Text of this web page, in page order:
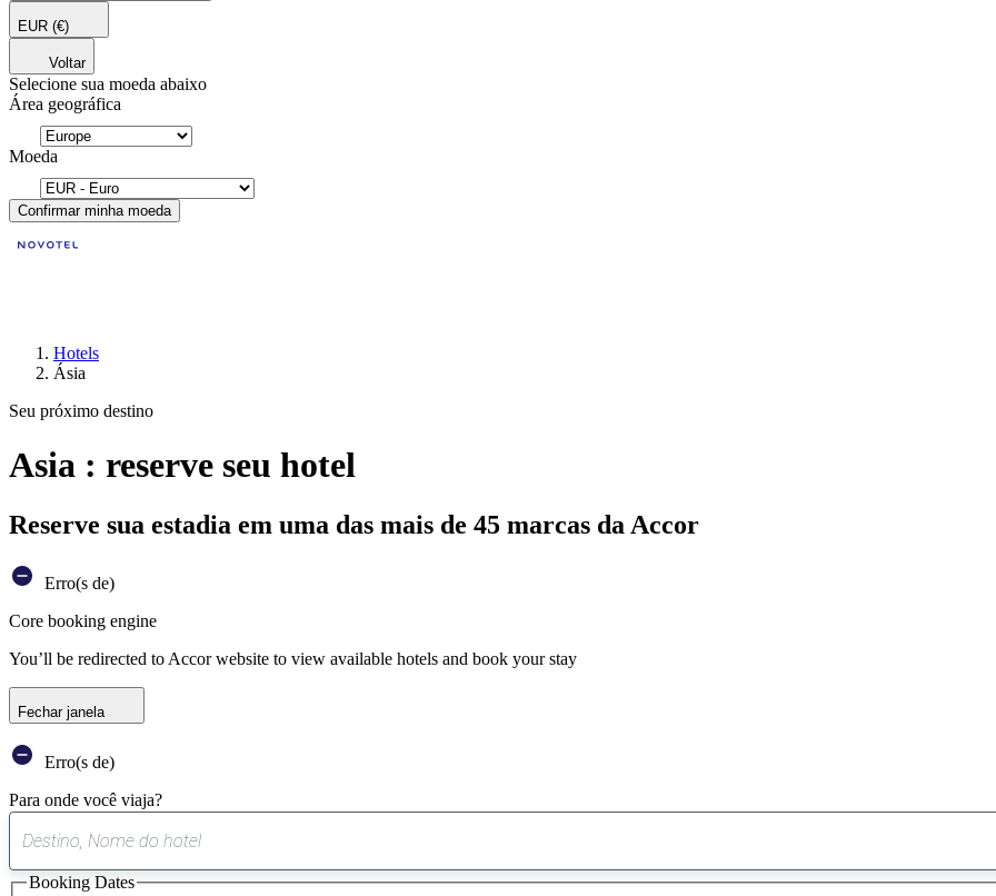
EUR (€)
Voltar
Selecione sua moeda abaixo
Área geográfica
Moeda
Confirmar minha moeda
Hotels
Ásia
Seu próximo destino
Asia : reserve seu hotel
Reserve sua estadia em uma das mais de 45 marcas da Accor
Erro(s de)
Core booking engine
You’ll be redirected to Accor website to view available hotels and book your stay
Fechar janela
Erro(s de)
Para onde você viaja?
sugestão
encontrada
Booking Dates